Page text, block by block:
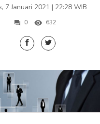
7 Januari 2021 | 22:28 WIB
0 632